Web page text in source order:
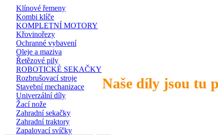
Naše díly jsou tu
Klínové řemeny
Kombi klíče
KOMPLETNÍ MOTORY
Křovinořezy
Ochranné vybavení
Oleje a maziva
Řetězové pily
ROBOTICKÉ SEKAČKY
Rozbrušovací stroje
Stavební mechanizace
Univerzální díly
Žací nože
Zahradní sekačky
Zahradní traktory
Zapalovací svíčky